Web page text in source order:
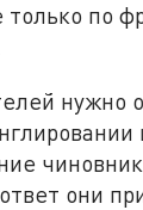
только по
нужно
они